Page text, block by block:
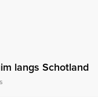
langs Schotland